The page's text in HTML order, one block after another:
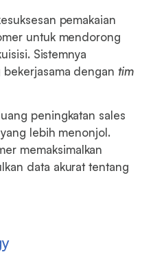
pemakaian
untuk mendorong
Sistemnya
bekerjasama dengan tim
peningkatan sales
lebih menonjol.
memaksimalkan
data akurat tentang